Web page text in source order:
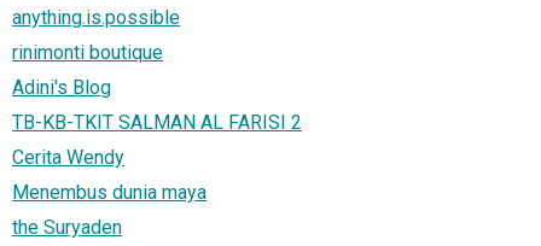
anything.is.possible
rinimonti boutique
Adini's Blog
TB-KB-TKIT SALMAN AL FARISI 2
Cerita Wendy
Menembus dunia maya
the Suryaden